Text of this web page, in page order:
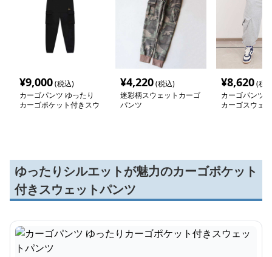
¥9,000(税込)
カーゴパンツ ゆったり
カーゴポケット付きスウ
¥4,220(税込)
迷彩柄スウェットカーゴ
パンツ
¥8,620(税
カーゴパンツ
カーゴスウェ
ゆったりシルエットが魅力のカーゴポケット
付きスウェットパンツ